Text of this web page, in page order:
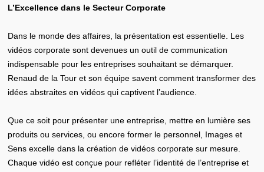
L’Excellence dans le Secteur Corporate
Dans le monde des affaires, la présentation est essentielle. Les
vidéos corporate sont devenues un outil de communication
indispensable pour les entreprises souhaitant se démarquer.
Renaud de la Tour et son équipe savent comment transformer des
idées abstraites en vidéos qui captivent l’audience.
Que ce soit pour présenter une entreprise, mettre en lumière ses
produits ou services, ou encore former le personnel, Images et
Sens excelle dans la création de vidéos corporate sur mesure.
Chaque vidéo est conçue pour refléter l’identité de l’entreprise et